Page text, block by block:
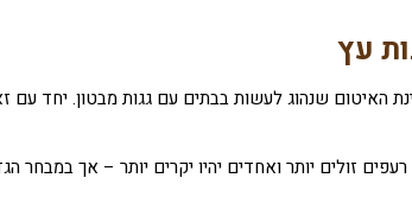
עץ
האיטום שנהוג לעשות בבתים עם גגות מבטון. יחד עם
זולים יותר ואחדים יהיו יקרים יותר – אך במבחר